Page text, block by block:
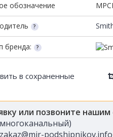
обозначение
бренда:
в сохраненные
или позвоните
zakaz@mir-podshipnikov.info